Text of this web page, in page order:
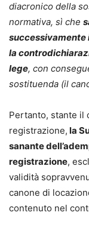
diacronico della
normativa, sì che
la
lege, con
sostituenda (il
Pertanto, stante il
registrazione, la
sanante
registrazione,
validità
canone di
contenuto nel